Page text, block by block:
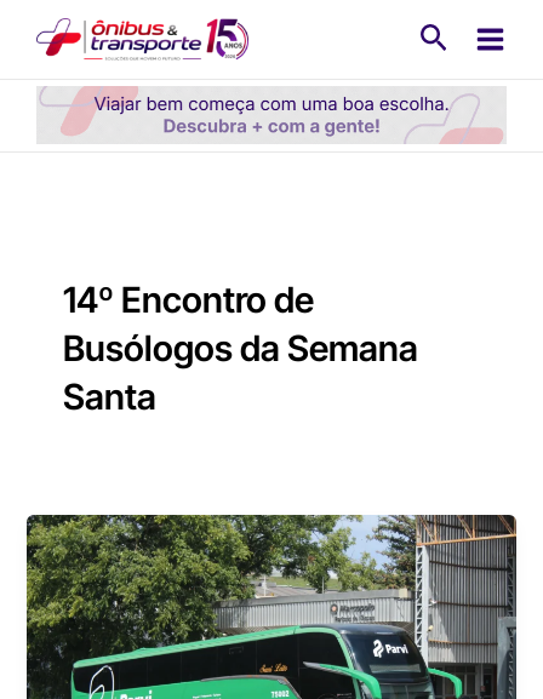
conteúdo
14º Encontro de
Busólogos da Semana
Santa